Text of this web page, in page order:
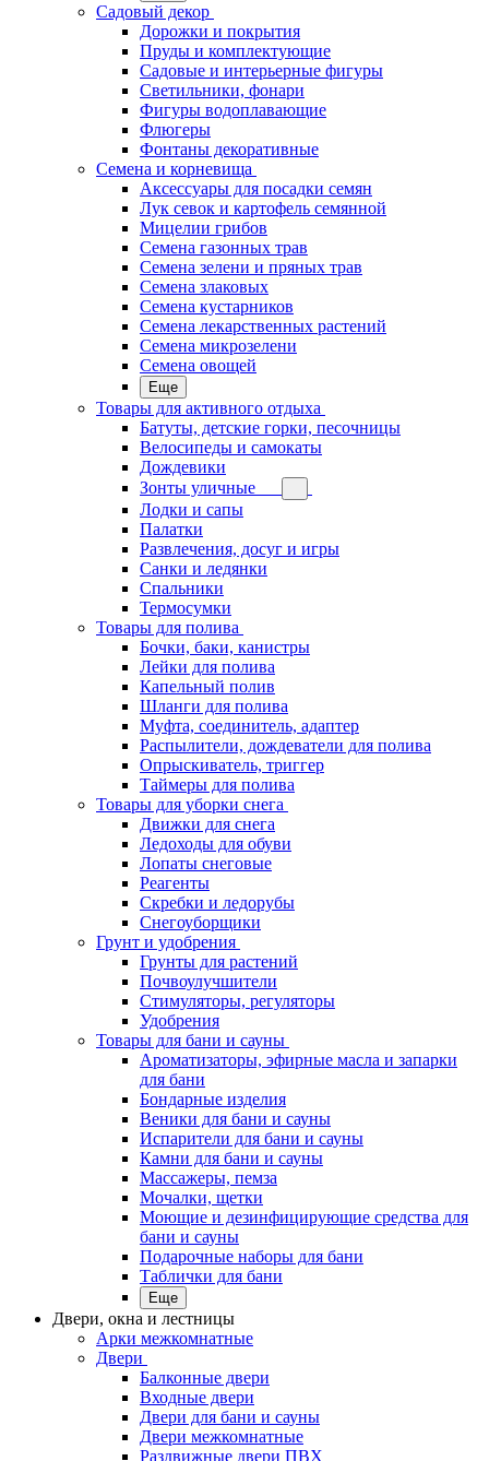
Садовый декор
Дорожки и покрытия
Пруды и комплектующие
Садовые и интерьерные фигуры
Светильники, фонари
Фигуры водоплавающие
Флюгеры
Фонтаны декоративные
Семена и корневища
Аксессуары для посадки семян
Лук севок и картофель семянной
Мицелии грибов
Семена газонных трав
Семена зелени и пряных трав
Семена злаковых
Семена кустарников
Семена лекарственных растений
Семена микрозелени
Семена овощей
Еще
Товары для активного отдыха
Батуты, детские горки, песочницы
Велосипеды и самокаты
Дождевики
Зонты уличные
Лодки и сапы
Палатки
Развлечения, досуг и игры
Санки и ледянки
Спальники
Термосумки
Товары для полива
Бочки, баки, канистры
Лейки для полива
Капельный полив
Шланги для полива
Муфта, соединитель, адаптер
Распылители, дождеватели для полива
Опрыскиватель, триггер
Таймеры для полива
Товары для уборки снега
Движки для снега
Ледоходы для обуви
Лопаты снеговые
Реагенты
Скребки и ледорубы
Снегоуборщики
Грунт и удобрения
Грунты для растений
Почвоулучшители
Стимуляторы, регуляторы
Удобрения
Товары для бани и сауны
Ароматизаторы, эфирные масла и запарки
для бани
Бондарные изделия
Веники для бани и сауны
Испарители для бани и сауны
Камни для бани и сауны
Массажеры, пемза
Мочалки, щетки
Моющие и дезинфицирующие средства для
бани и сауны
Подарочные наборы для бани
Таблички для бани
Еще
Двери, окна и лестницы
Арки межкомнатные
Двери
Балконные двери
Входные двери
Двери для бани и сауны
Двери межкомнатные
Раздвижные двери ПВХ